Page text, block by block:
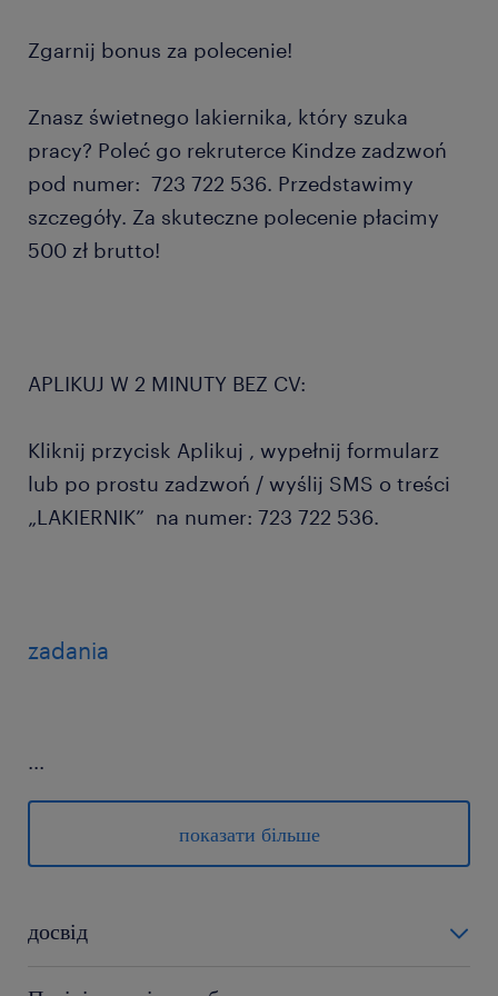
Zgarnij bonus za polecenie!
Znasz świetnego lakiernika, który szuka
pracy? Poleć go rekruterce Kindze zadzwoń
pod numer: 723 722 536. Przedstawimy
szczegóły. Za skuteczne polecenie płacimy
500 zł brutto!
APLIKUJ W 2 MINUTY BEZ CV:
Kliknij przycisk Aplikuj , wypełnij formularz
lub po prostu zadzwoń / wyślij SMS o treści
„LAKIERNIK” na numer: 723 722 536.
zadania
...
wykonywanie zabezpieczeń
antykorozyjnych
przygotowywanie powierzchni do
współpraca z zespołem przy realizacji
показати більше
досвід